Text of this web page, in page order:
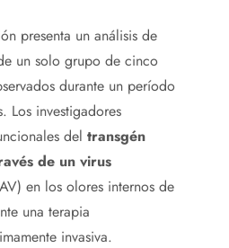
presenta un análisis de
un solo grupo de cinco
durante un período
Los investigadores
del transgén
de un virus
en los olores internos de
una terapia
invasiva.